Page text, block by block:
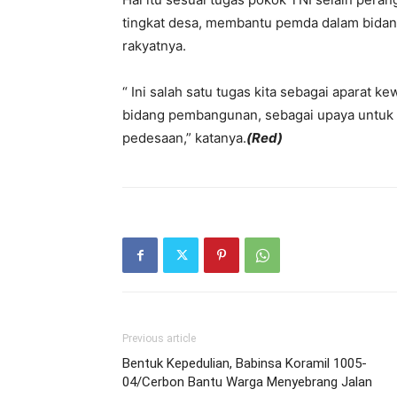
tingkat desa, membantu pemda dalam
rakyatnya.
“ Ini salah satu tugas kita sebagai aparat
bidang pembangunan, sebagai upaya
pedesaan,” katanya.(Red)
Previous article
Bentuk Kepedulian, Babinsa Koramil 1005-
04/Cerbon Bantu Warga Menyebrang Jalan